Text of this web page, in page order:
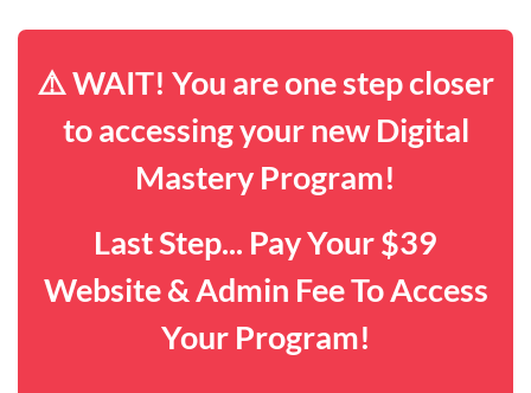
⚠️ WAIT! You are one step closer
to accessing your new Digital
Mastery Program!
Last Step... Pay Your $39
Website & Admin Fee To Access
Your Program!